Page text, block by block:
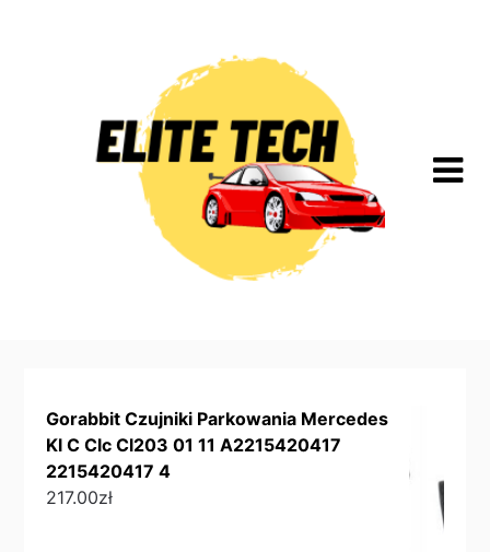
Gorabbit Czujniki Parkowania Mercedes
Kl C Clc Cl203 01 11 A2215420417
2215420417 4
217.00zł